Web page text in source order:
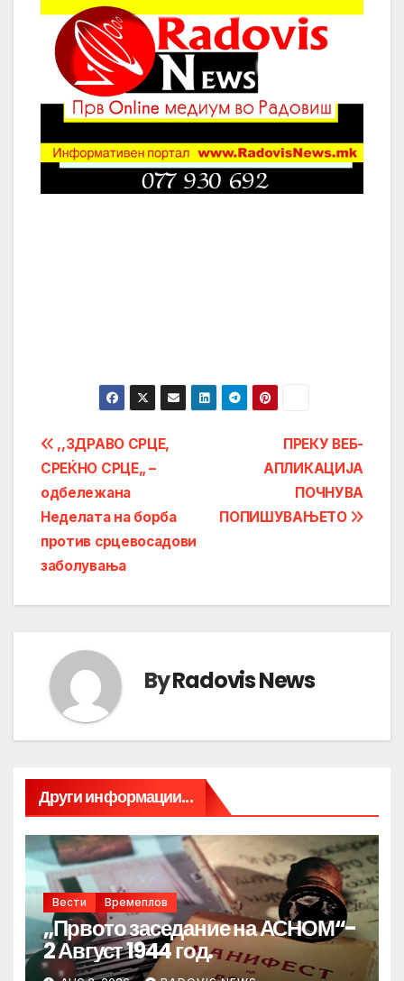
Post
navigation
ПРЕКУ ВЕБ-
АПЛИКАЦИЈА
ПОЧНУВА
ПОПИШУВАЊЕТО
,,ЗДРАВО СРЦЕ,
СРЕЌНО СРЦЕ„ –
одбележана
Неделата на борба
против срцевосадови
заболувања
ByRadovis News
Други информации...
Вести Времеплов
„Првото заседание на АСНОМ“-
2 Август 1944 год.